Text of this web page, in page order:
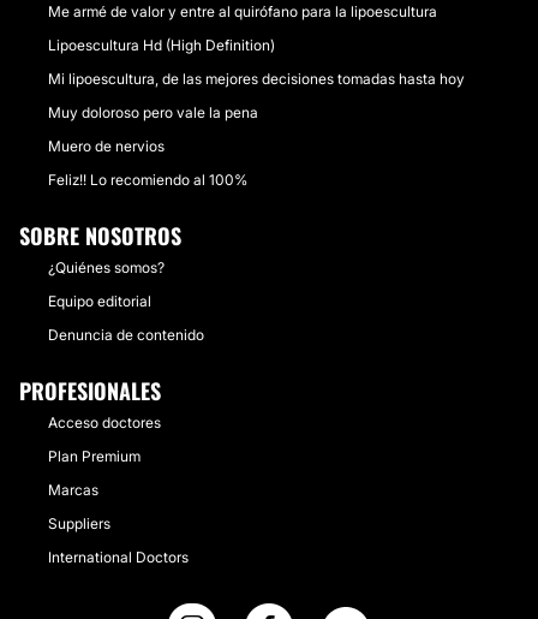
Me armé de valor y entre al quirófano para la lipoescultura
Lipoescultura Hd (High Definition)
Mi lipoescultura, de las mejores decisiones tomadas hasta hoy
Muy doloroso pero vale la pena
Muero de nervios
Feliz!! Lo recomiendo al 100%
SOBRE NOSOTROS
¿Quiénes somos?
Equipo editorial
Denuncia de contenido
PROFESIONALES
Acceso doctores
Plan Premium
Marcas
Suppliers
International Doctors